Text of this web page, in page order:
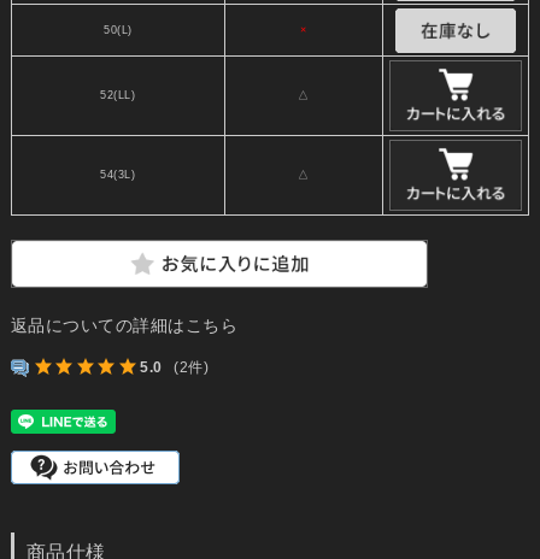
50(L) ×
52(LL) △
54(3L) △
返品についての詳細はこちら
5.0 (2件)
商品仕様